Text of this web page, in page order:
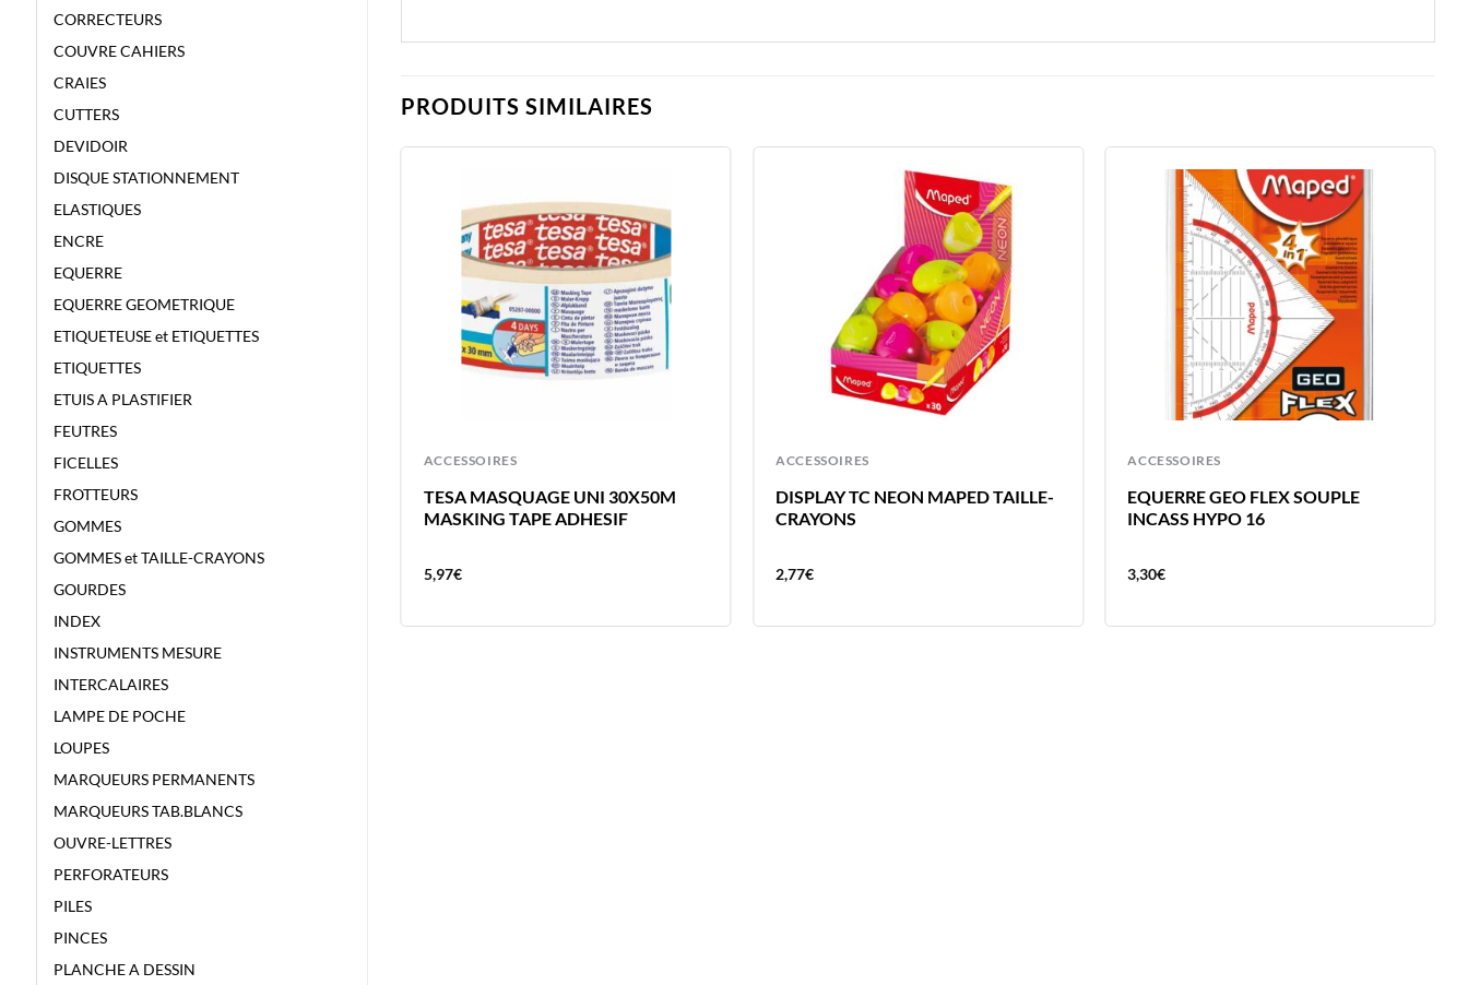
CORRECTEURS
COUVRE CAHIERS
CRAIES
CUTTERS
DEVIDOIR
DISQUE STATIONNEMENT
ELASTIQUES
ENCRE
EQUERRE
EQUERRE GEOMETRIQUE
ETIQUETEUSE et ETIQUETTES
ETIQUETTES
ETUIS A PLASTIFIER
FEUTRES
FICELLES
FROTTEURS
GOMMES
GOMMES et TAILLE-CRAYONS
GOURDES
INDEX
INSTRUMENTS MESURE
INTERCALAIRES
LAMPE DE POCHE
LOUPES
MARQUEURS PERMANENTS
MARQUEURS TAB.BLANCS
OUVRE-LETTRES
PERFORATEURS
PILES
PINCES
PLANCHE A DESSIN
PRODUITS SIMILAIRES
ACCESSOIRES
TESA MASQUAGE UNI 30X50M
MASKING TAPE ADHESIF
5,97€
ACCESSOIRES
DISPLAY TC NEON MAPED TAILLE-
CRAYONS
2,77€
ACCESSOIRES
EQUERRE GEO FLEX SOUPLE
INCASS HYPO 16
3,30€
ACCESSOIRES
CUTTER OLFA L-1 VIS SECURITE
LAMES L 18MM